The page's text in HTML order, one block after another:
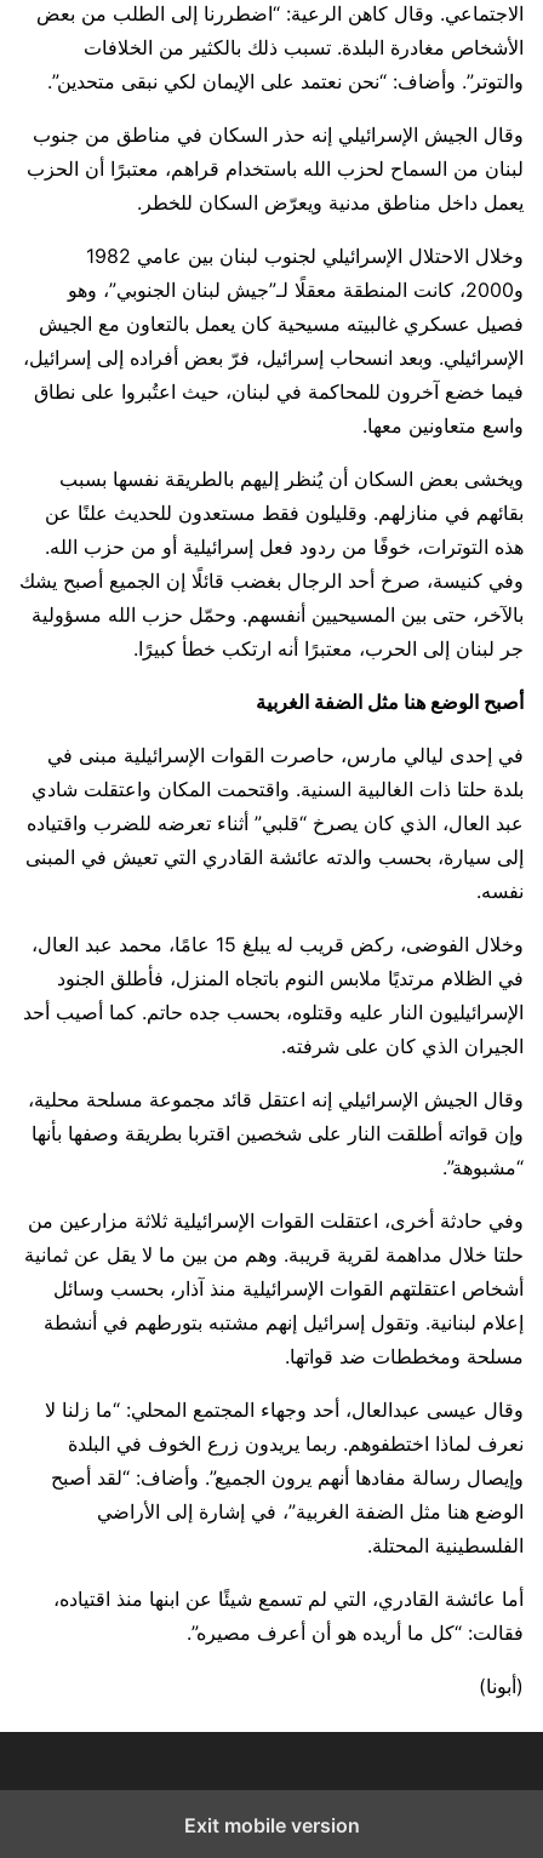
الاجتماعي. وقال كاهن الرعية: “اضطررنا إلى الطلب من بعض
الأشخاص مغادرة البلدة. تسبب ذلك بالكثير من الخلافات
والتوتر”. وأضاف: “نحن نعتمد على الإيمان لكي نبقى متحدين”.
وقال الجيش الإسرائيلي إنه حذر السكان في مناطق من جنوب
لبنان من السماح لحزب الله باستخدام قراهم، معتبرًا أن الحزب
يعمل داخل مناطق مدنية ويعرّض السكان للخطر.
وخلال الاحتلال الإسرائيلي لجنوب لبنان بين عامي 1982
و2000، كانت المنطقة معقلًا لـ”جيش لبنان الجنوبي”، وهو
فصيل عسكري غالبيته مسيحية كان يعمل بالتعاون مع الجيش
الإسرائيلي. وبعد انسحاب إسرائيل، فرّ بعض أفراده إلى إسرائيل،
فيما خضع آخرون للمحاكمة في لبنان، حيث اعتُبروا على نطاق
واسع متعاونين معها.
ويخشى بعض السكان أن يُنظر إليهم بالطريقة نفسها بسبب
بقائهم في منازلهم. وقليلون فقط مستعدون للحديث علنًا عن
هذه التوترات، خوفًا من ردود فعل إسرائيلية أو من حزب الله.
وفي كنيسة، صرخ أحد الرجال بغضب قائلًا إن الجميع أصبح يشك
بالآخر، حتى بين المسيحيين أنفسهم. وحمّل حزب الله مسؤولية
جر لبنان إلى الحرب، معتبرًا أنه ارتكب خطأ كبيرًا.
أصبح الوضع هنا مثل الضفة الغربية
في إحدى ليالي مارس، حاصرت القوات الإسرائيلية مبنى في
بلدة حلتا ذات الغالبية السنية. واقتحمت المكان واعتقلت شادي
عبد العال، الذي كان يصرخ “قلبي” أثناء تعرضه للضرب واقتياده
إلى سيارة، بحسب والدته عائشة القادري التي تعيش في المبنى
نفسه.
وخلال الفوضى، ركض قريب له يبلغ 15 عامًا، محمد عبد العال،
في الظلام مرتديًا ملابس النوم باتجاه المنزل، فأطلق الجنود
الإسرائيليون النار عليه وقتلوه، بحسب جده حاتم. كما أصيب أحد
الجيران الذي كان على شرفته.
وقال الجيش الإسرائيلي إنه اعتقل قائد مجموعة مسلحة محلية،
وإن قواته أطلقت النار على شخصين اقتربا بطريقة وصفها بأنها
“مشبوهة”.
وفي حادثة أخرى، اعتقلت القوات الإسرائيلية ثلاثة مزارعين من
حلتا خلال مداهمة لقرية قريبة. وهم من بين ما لا يقل عن ثمانية
أشخاص اعتقلتهم القوات الإسرائيلية منذ آذار، بحسب وسائل
إعلام لبنانية. وتقول إسرائيل إنهم مشتبه بتورطهم في أنشطة
مسلحة ومخططات ضد قواتها.
وقال عيسى عبدالعال، أحد وجهاء المجتمع المحلي: “ما زلنا لا
نعرف لماذا اختطفوهم. ربما يريدون زرع الخوف في البلدة
وإيصال رسالة مفادها أنهم يرون الجميع”. وأضاف: “لقد أصبح
الوضع هنا مثل الضفة الغربية”، في إشارة إلى الأراضي
الفلسطينية المحتلة.
أما عائشة القادري، التي لم تسمع شيئًا عن ابنها منذ اقتياده،
فقالت: “كل ما أريده هو أن أعرف مصيره”.
(أبونا)
Exit mobile version